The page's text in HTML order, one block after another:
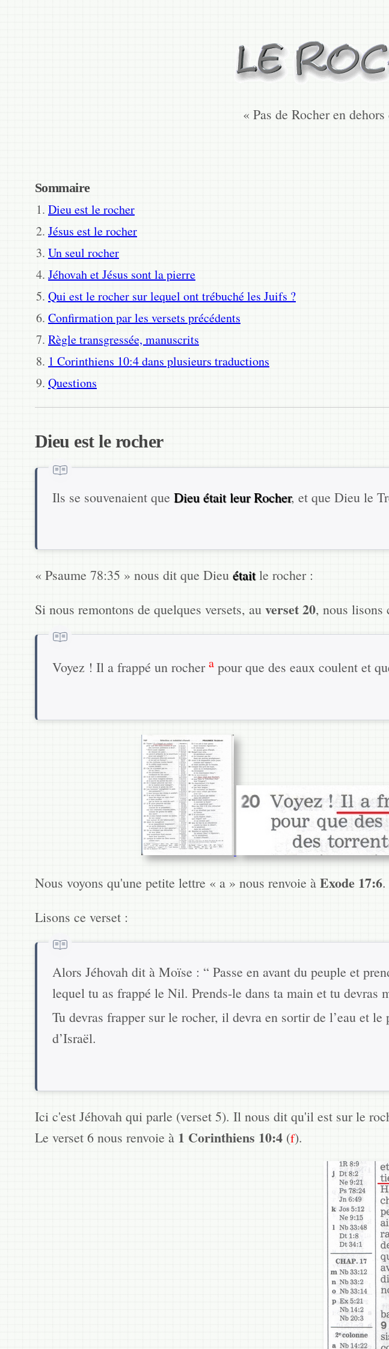
« Pas de Rocher en
Sommaire
Dieu est le rocher
Jésus est le rocher
Un seul rocher
Jéhovah et Jésus sont la pierre
Qui est le rocher sur lequel ont trébuché les Juifs ?
Confirmation par les versets précédents
Règle transgressée, manuscrits
1 Corinthiens 10:4 dans plusieurs traductions
Questions
Dieu est le rocher
Ils se souvenaient queDieu était leur Rocher, et que Dieu le
« Psaume 78:35 » nous dit que Dieu étaitle rocher :
Si nous remontons de quelques versets, au verset 20, nous lisons
Voyez ! Il a frappé un rochera pour que des eaux coulent et
Nous voyons qu'une petite lettre « a » nous renvoie à Exode 17:6.
Lisons ce verset :
Alors Jéhovah dit à Moïse : “ Passe en avant du peuple et
lequel tu as frappé le Nil. Prends-le dans ta main et tu devras
Tu devras frapper sur le rocher, il devra en sortir de l’eau et le
d’Israël.
Ici c'est Jéhovah qui parle (verset 5). Il nous dit qu'il est sur le
Le verset 6 nous renvoie à 1 Corinthiens 10:4(f).